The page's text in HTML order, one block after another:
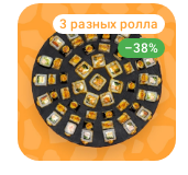
–38%
3 разных ролла